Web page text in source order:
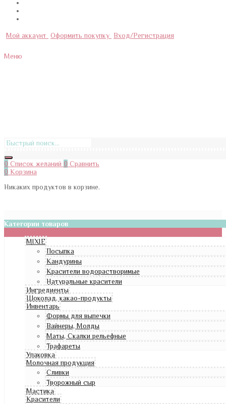
Мой аккаунт Оформить покупку Вход/Регистрация
Меню
0 Список желаний 0 Сравнить
0 Корзина
Никаких продуктов в корзине.
Категории товаров
MIXIE
Посыпка
Кандурины
Красители водорастворимые
Натуральные красители
Ингредиенты
Шоколад, какао-продукты
Инвентарь
Формы для выпечки
Вайнеры, Молды
Маты, Скалки рельефные
Трафареты
Упаковка
Молочная продукция
Сливки
Творожный сыр
Мастика
Красители